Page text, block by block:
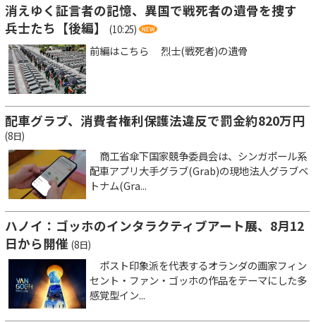
消えゆく証言者の記憶、異国で戦死者の遺骨を捜す
兵士たち【後編】
(10:25)
前編はこちら 烈士(戦死者)の遺骨
配車グラブ、消費者権利保護法違反で罰金約820万円
(8日)
商工省傘下国家競争委員会は、シンガポール系
配車アプリ大手グラブ(Grab)の現地法人グラブベ
トナム(Gra...
ハノイ：ゴッホのインタラクティブアート展、8月12
日から開催 (8日)
ポスト印象派を代表するオランダの画家フィン
セント・ファン・ゴッホの作品をテーマにした多
感覚型イン...